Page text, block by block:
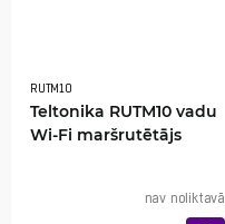
RUTM10
Teltonika RUTM10 vadu
Wi-Fi maršrutētājs
nav noliktavā